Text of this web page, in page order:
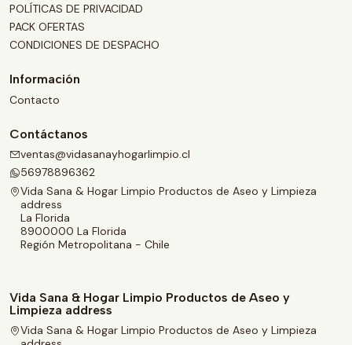
POLÍTICAS DE PRIVACIDAD
PACK OFERTAS
CONDICIONES DE DESPACHO
Información
Contacto
Contáctanos
ventas@vidasanayhogarlimpio.cl
56978896362
Vida Sana & Hogar Limpio Productos de Aseo y Limpieza
address
La Florida
8900000 La Florida
Región Metropolitana - Chile
Vida Sana & Hogar Limpio Productos de Aseo y
Limpieza address
Vida Sana & Hogar Limpio Productos de Aseo y Limpieza